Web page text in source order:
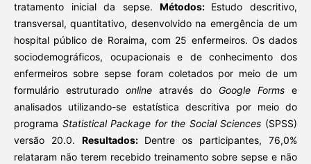
tratamento inicial da sepse. Métodos: Estudo descritivo,
transversal, quantitativo, desenvolvido na emergência de um
hospital público de Roraima, com 25 enfermeiros. Os dados
sociodemográficos, ocupacionais e de conhecimento dos
enfermeiros sobre sepse foram coletados por meio de um
formulário estruturado onlineatravés do Google Formse
analisados utilizando-se estatística descritiva por meio do
programa Statistical Package for the Social Sciences (SPSS)
versão 20.0. Resultados: Dentre os participantes, 76,0%
relataram não terem recebido treinamento sobre sepse e não